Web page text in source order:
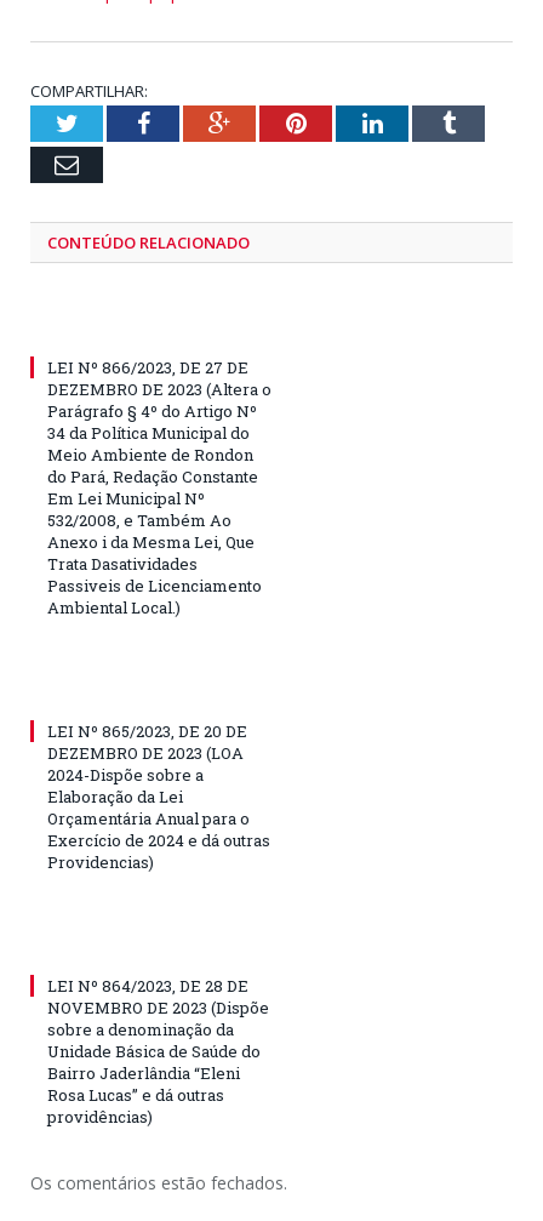
COMPARTILHAR:
TwitterFacebookGoogle+PinterestLinkedInTumblr
Email
CONTEÚDO RELACIONADO
LEI Nº 866/2023, DE 27 DE
DEZEMBRO DE 2023 (Altera o
Parágrafo § 4º do Artigo Nº
34 da Política Municipal do
Meio Ambiente de Rondon
do Pará, Redação Constante
Em Lei Municipal Nº
532/2008, e Também Ao
Anexo i da Mesma Lei, Que
Trata Dasatividades
Passiveis de Licenciamento
Ambiental Local.)
LEI Nº 865/2023, DE 20 DE
DEZEMBRO DE 2023 (LOA
2024-Dispõe sobre a
Elaboração da Lei
Orçamentária Anual para o
Exercício de 2024 e dá outras
Providencias)
LEI Nº 864/2023, DE 28 DE
NOVEMBRO DE 2023 (Dispõe
sobre a denominação da
Unidade Básica de Saúde do
Bairro Jaderlândia “Eleni
Rosa Lucas” e dá outras
providências)
Os comentários estão fechados.